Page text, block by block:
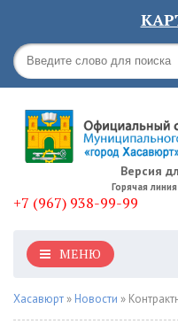
Версия
Горячая
+7 (967) 938-99-99
МЕНЮ
Хасавюрт » Новости » Контрактная служба в